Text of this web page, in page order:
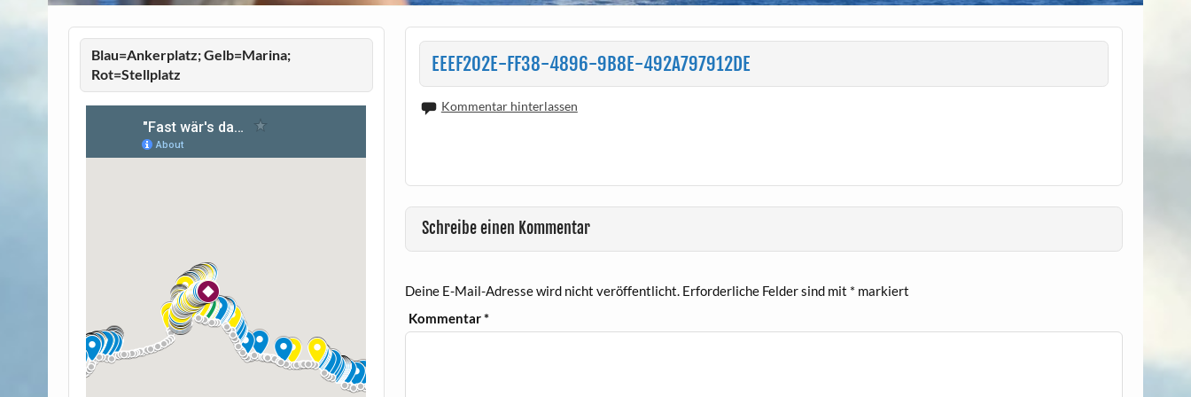
EEEF202E-FF38-4896-9B8E-492A797912DE
Kommentar hinterlassen
Schreibe einen Kommentar
Deine E-Mail-Adresse wird nicht veröffentlicht. Erforderliche Felder sind mit * markiert
Kommentar*
Blau=Ankerplatz; Gelb=Marina;
Rot=Stellplatz